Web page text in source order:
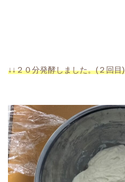
↓↓２０分発酵しました。(２回目)